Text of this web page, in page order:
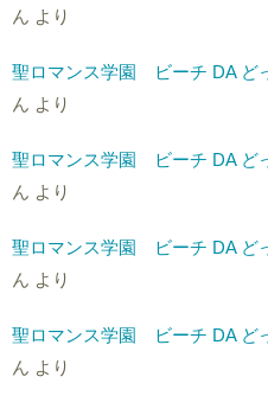
ん より
聖ロマンス学園 ビーチ DA ど
ん より
聖ロマンス学園 ビーチ DA ど
ん より
聖ロマンス学園 ビーチ DA ど
ん より
聖ロマンス学園 ビーチ DA ど
ん より